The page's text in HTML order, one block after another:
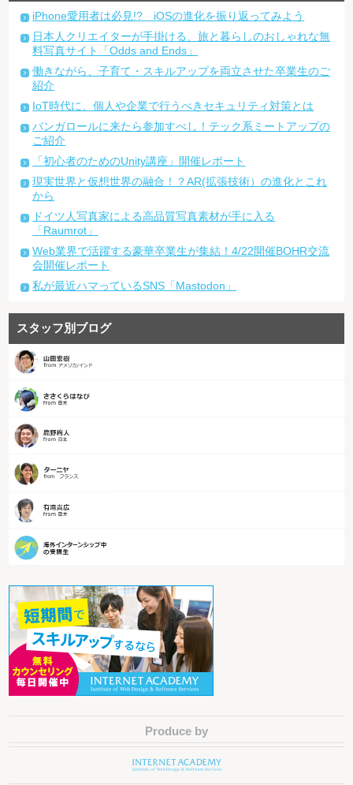
iPhone愛用者は必見!? iOSの進化を振り返ってみよう
日本人クリエイターが手掛ける、旅と暮らしのおしゃれな無
料写真サイト「Odds and Ends」
働きながら、子育て・スキルアップを両立させた卒業生のご
紹介
IoT時代に、個人や企業で行うべきセキュリティ対策とは
バンガロールに来たら参加すべし！テック系ミートアップの
ご紹介
「初心者のためのUnity講座」開催レポート
現実世界と仮想世界の融合！？AR(拡張技術）の進化とこれ
から
ドイツ人写真家による高品質写真素材が手に入る
「Raumrot」
Web業界で活躍する豪華卒業生が集結！4/22開催BOHR交流
会開催レポート
私が最近ハマっているSNS「Mastodon」
スタッフ別ブログ
Produce by